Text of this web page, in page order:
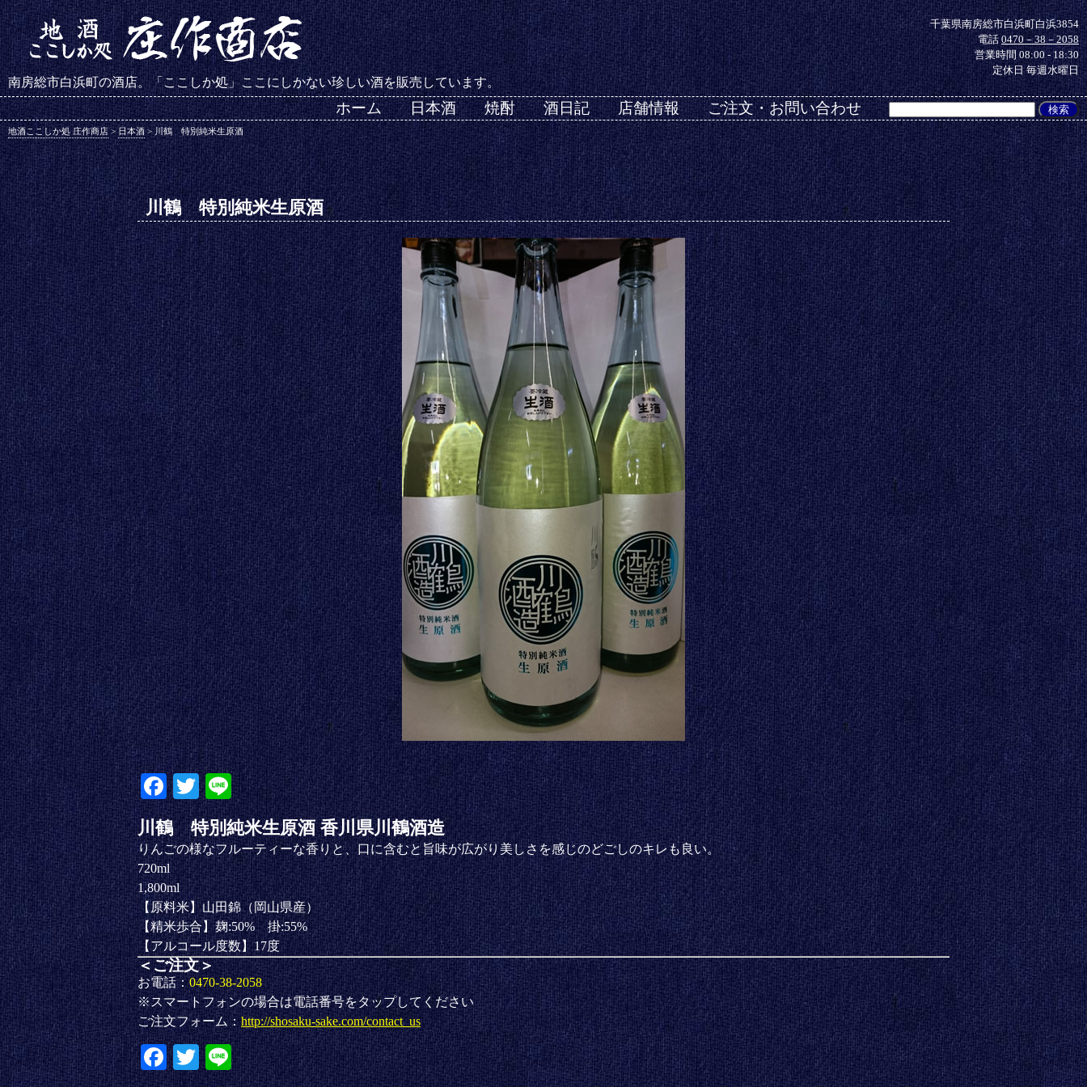
南房総市白浜町の酒店。「ここしか処」ここにしかない珍しい酒を販売しています。
千葉県南房総市白浜町白浜3854
電話 0470－38－2058
営業時間 08:00 - 18:30
定休日 毎週水曜日
ホーム 日本酒 焼酎 酒日記 店舗情報 ご注文・お問い合わせ
地酒ここしか処 庄作商店 > 日本酒 > 川鶴 特別純米生原酒
川鶴 特別純米生原酒
Fa
ce
bo
ok
T
wi
tte
r
Li
ne
川鶴 特別純米生原酒 香川県川鶴酒造
りんごの様なフルーティーな香りと、口に含むと旨味が広がり美しさを感じのどごしのキレも良い。
720ml
1,800ml
【原料米】山田錦（岡山県産）
【精米歩合】麹:50% 掛:55%
【アルコール度数】17度
＜ご注文＞
お電話：0470-38-2058
※スマートフォンの場合は電話番号をタップしてください
ご注文フォーム：http://shosaku-sake.com/contact_us
Fa T Li